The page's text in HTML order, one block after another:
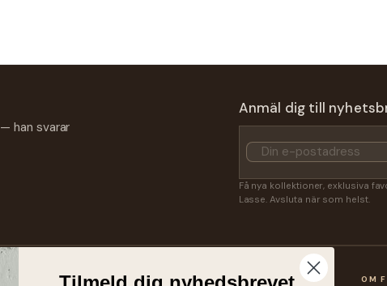
— han svarar
Anmäl dig till
Få nya kollektioner, exklusiva
Lasse. Avsluta när som helst.
SHOP KUNDSERVICE OM